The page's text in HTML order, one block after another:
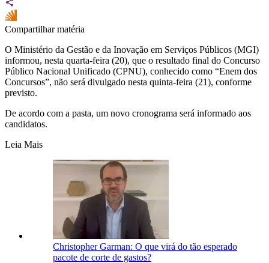
Compartilhar matéria
O Ministério da Gestão e da Inovação em Serviços Públicos (MGI)
informou, nesta quarta-feira (20), que o resultado final do Concurso
Público Nacional Unificado (CPNU), conhecido como “Enem dos
Concursos”, não será divulgado nesta quinta-feira (21), conforme
previsto.
De acordo com a pasta, um novo cronograma será informado aos
candidatos.
Leia Mais
Christopher Garman: O que virá do tão esperado
pacote de corte de gastos?